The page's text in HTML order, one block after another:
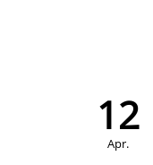
12
Apr.